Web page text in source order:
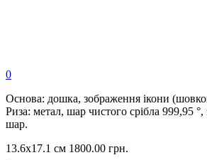
0
Основа: дошка, зображення ікони
Риза: метал, шар чистого срібла 999,95
шар.
13.6х17.1 см 1800.00 грн.